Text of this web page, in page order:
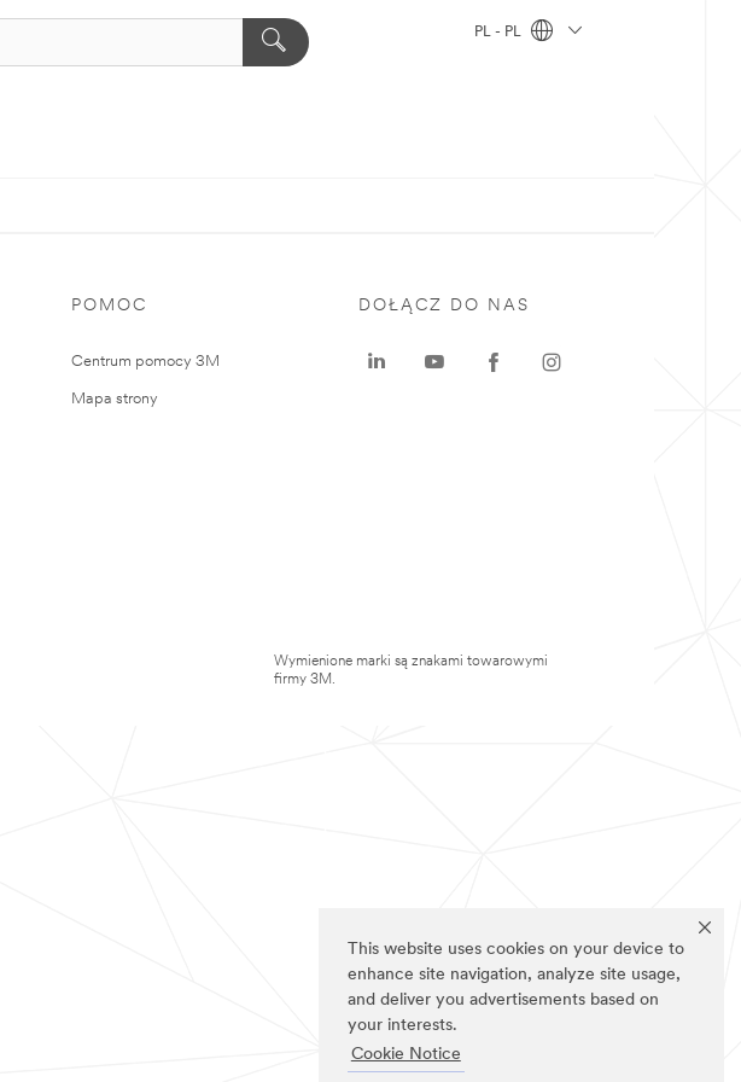
This website uses cookies on your device to
enhance site navigation, analyze site usage,
and deliver you advertisements based on
your interests.
Cookie Notice
PL - PL
POMOC
Centrum pomocy 3M
Mapa strony
DOŁĄCZ DO NAS
Wymienione marki są znakami towarowymi
firmy 3M.